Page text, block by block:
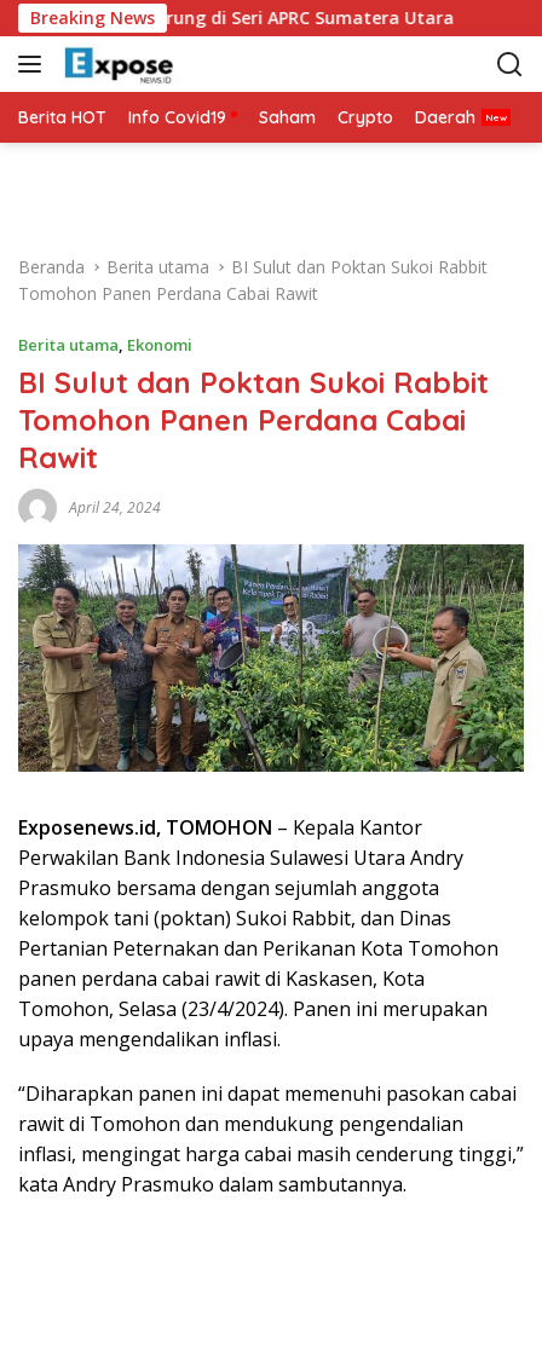
a
g
u
Breaking News
Siap Bertarung di Seri APRC Sumatera Utara
Berita HOT Info Covid19 Saham Crypto Daerah
Beranda Berita utama
BI Sulut dan Poktan Sukoi Rabbit
Tomohon Panen Perdana Cabai Rawit
Berita utama, Ekonomi
BI Sulut dan Poktan Sukoi Rabbit
Tomohon Panen Perdana Cabai
Rawit
April 24, 2024
Exposenews.id, TOMOHON – Kepala Kantor
Perwakilan Bank Indonesia Sulawesi Utara Andry
Prasmuko bersama dengan sejumlah anggota
kelompok tani (poktan) Sukoi Rabbit, dan Dinas
Pertanian Peternakan dan Perikanan Kota Tomohon
panen perdana cabai rawit di Kaskasen, Kota
Tomohon, Selasa (23/4/2024). Panen ini merupakan
upaya mengendalikan inflasi.
“Diharapkan panen ini dapat memenuhi pasokan cabai
rawit di Tomohon dan mendukung pengendalian
inflasi, mengingat harga cabai masih cenderung tinggi,”
kata Andry Prasmuko dalam sambutannya.